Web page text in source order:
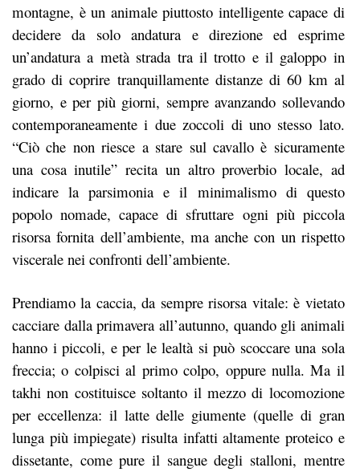
montagne, è un animale piuttosto intelligente capace di
decidere da solo andatura e direzione ed esprime
un’andatura a metà strada tra il trotto e il galoppo in
grado di coprire tranquillamente distanze di 60 km al
giorno, e per più giorni, sempre avanzando sollevando
contemporaneamente i due zoccoli di uno stesso lato.
“Ciò che non riesce a stare sul cavallo è sicuramente
una cosa inutile” recita un altro proverbio locale, ad
indicare la parsimonia e il minimalismo di questo
popolo nomade, capace di sfruttare ogni più piccola
risorsa fornita dell’ambiente, ma anche con un rispetto
viscerale nei confronti dell’ambiente.
Prendiamo la caccia, da sempre risorsa vitale: è vietato
cacciare dalla primavera all’autunno, quando gli animali
hanno i piccoli, e per le lealtà si può scoccare una sola
freccia; o colpisci al primo colpo, oppure nulla. Ma il
takhi non costituisce soltanto il mezzo di locomozione
per eccellenza: il latte delle giumente (quelle di gran
lunga più impiegate) risulta infatti altamente proteico e
dissetante, come pure il sangue degli stalloni, mentre